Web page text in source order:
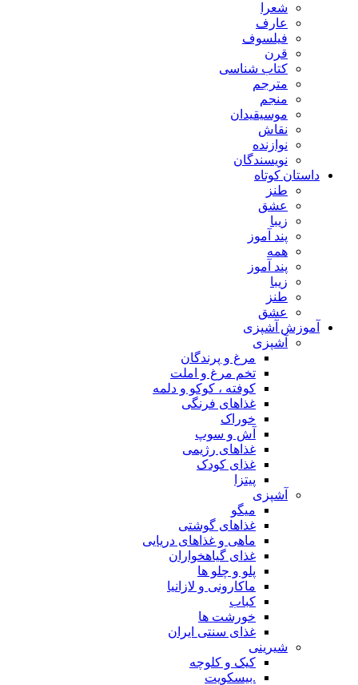
شعرا
عارف
فیلسوف
قرن
کتاب شناسی
مترجم
منجم
موسیقیدان
نقاش
نوازنده
نویسندگان
داستان کوتاه
طنز
عشق
زیبا
پند آموز
همه
پند آموز
زیبا
طنز
عشق
آموزش آشپزی
آشپزی
مرغ و پرندگان
تخم مرغ و املت
کوفته ، کوکو و دلمه
غذاهای فرنگی
خوراک
آش و سوپ
غذاهای رژیمی
غذای کودک
پیتزا
آشپزی
میگو
غذاهای گوشتی
ماهی و غذاهای دریایی
غذای گیاهخواران
پلو و چلو ها
ماکارونی و لازانیا
کباب
خورشت ها
غذای سنتی ایران
شیرینی
کیک و کلوچه
.بیسکویت